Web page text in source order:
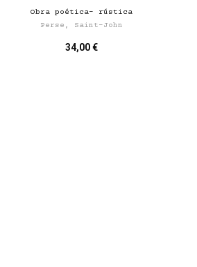
Obra poética- rústica
Perse, Saint-John
34,00 €